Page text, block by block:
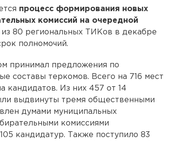
процесс формирования новых
комиссий на очередной
из 80 региональных ТИКов в декабре
полномочий.
принимал предложения по
составы теркомов. Всего на 716 мест
кандидатов. Из них 457 от 14
выдвинуты тремя общественными
думами муниципальных
комиссиями
кандидатур. Также поступило 83